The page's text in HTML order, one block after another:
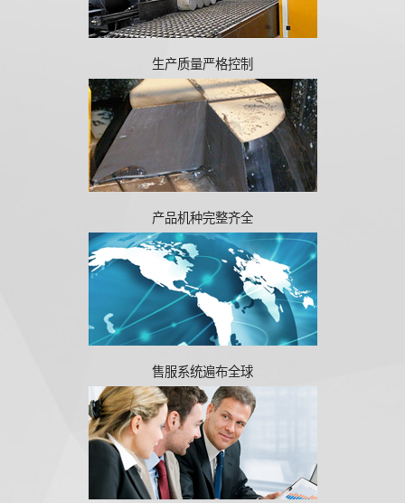
生产质量严格控制
产品机种完整齐全
售服系统遍布全球